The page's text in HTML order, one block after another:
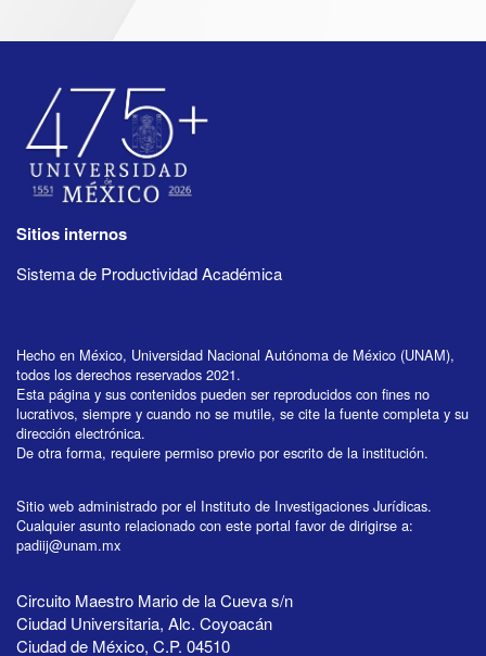
Sitios internos
Sistema de Productividad Académica
Hecho en México, Universidad Nacional Autónoma de México (UNAM),
todos los derechos reservados 2021.
Esta página y sus contenidos pueden ser reproducidos con fines no
lucrativos, siempre y cuando no se mutile, se cite la fuente completa y su
dirección electrónica.
De otra forma, requiere permiso previo por escrito de la institución.
Sitio web administrado por el Instituto de Investigaciones Jurídicas.
Cualquier asunto relacionado con este portal favor de dirigirse a:
padiij@unam.mx
Circuito Maestro Mario de la Cueva s/n
Ciudad Universitaria, Alc. Coyoacán
Ciudad de México, C.P. 04510